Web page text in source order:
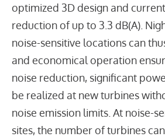
optimized 3D design and
reduction of up to 3.3 dB(A).
noise-sensitive locations can
and economical operation
noise reduction, significant
be realized at new turbines
noise emission limits. At noise-
sites, the number of turbines